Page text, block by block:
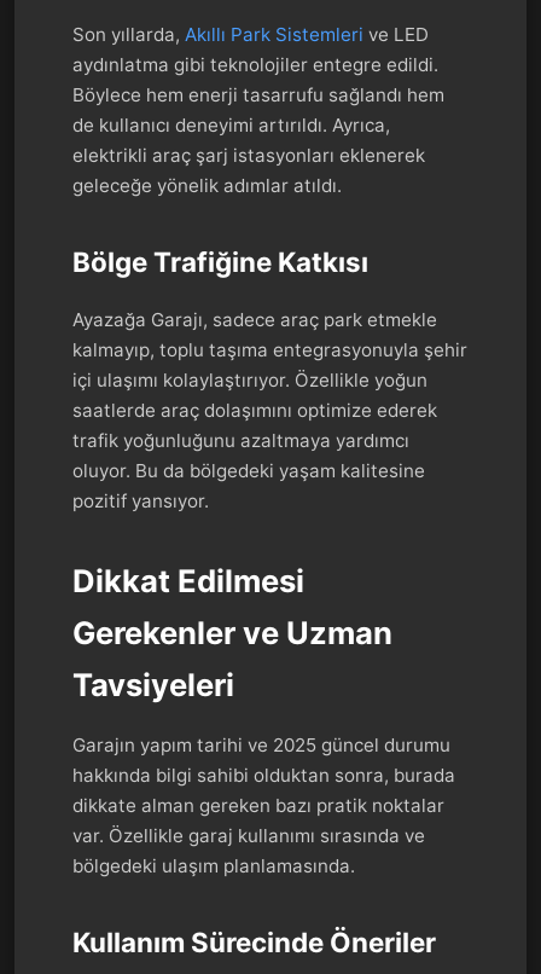
Son yıllarda, Akıllı Park Sistemleri ve LED
aydınlatma gibi teknolojiler entegre edildi.
Böylece hem enerji tasarrufu sağlandı hem
de kullanıcı deneyimi artırıldı. Ayrıca,
elektrikli araç şarj istasyonları eklenerek
geleceğe yönelik adımlar atıldı.
Bölge Trafiğine Katkısı
Ayazağa Garajı, sadece araç park etmekle
kalmayıp, toplu taşıma entegrasyonuyla şehir
içi ulaşımı kolaylaştırıyor. Özellikle yoğun
saatlerde araç dolaşımını optimize ederek
trafik yoğunluğunu azaltmaya yardımcı
oluyor. Bu da bölgedeki yaşam kalitesine
pozitif yansıyor.
Dikkat Edilmesi
Gerekenler ve Uzman
Tavsiyeleri
Garajın yapım tarihi ve 2025 güncel durumu
hakkında bilgi sahibi olduktan sonra, burada
dikkate alman gereken bazı pratik noktalar
var. Özellikle garaj kullanımı sırasında ve
bölgedeki ulaşım planlamasında.
Kullanım Sürecinde Öneriler